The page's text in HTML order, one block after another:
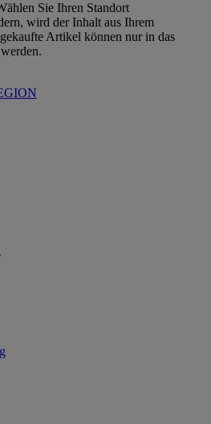
Sie Ihren Standort
wird der Inhalt aus Ihrem
Artikel können nur in das